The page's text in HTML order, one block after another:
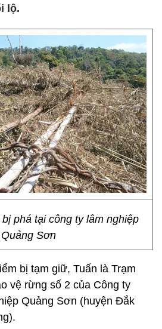
lộ.
phá tại công ty lâm nghiệp
Quảng Sơn
bị tạm giữ, Tuấn là Trạm
vệ rừng số 2 của Công ty
Quảng Sơn (huyện Đắk